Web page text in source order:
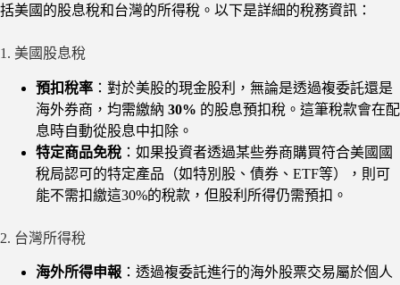
括美國的股息稅和台灣的所得稅。以下是詳細的稅務資訊：
1. 美國股息稅
預扣稅率 ：對於美股的現金股利，無論是透過複委託還是
海外券商，均需繳納 30% 的股息預扣稅。這筆稅款會在配
息時自動從股息中扣除。
特定商品免稅 ：如果投資者透過某些券商購買符合美國國
稅局認可的特定產品（如特別股、債券、ETF等），則可
能不需扣繳這30%的稅款，但股利所得仍需預扣。
2. 台灣所得稅
海外所得申報 ：透過複委託進行的海外股票交易屬於個人